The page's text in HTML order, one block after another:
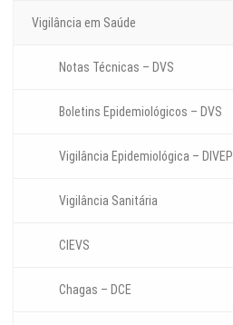
Vigilância em Saúde
Notas Técnicas – DVS
Boletins Epidemiológicos – DVS
Vigilância Epidemiológica – DIVEP
Vigilância Sanitária
CIEVS
Chagas – DCE